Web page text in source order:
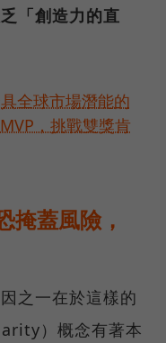
「創造力的直
全球市場潛能的
，挑戰雙獎肯
掩蓋風險，
之一在於這樣的
）概念有著本